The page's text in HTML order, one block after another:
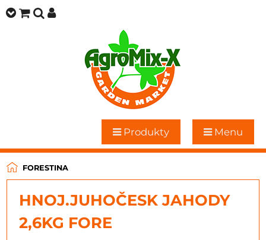
Produkty Menu
FORESTINA
HNOJ.JUHOČESK JAHODY
2,6KG FORE